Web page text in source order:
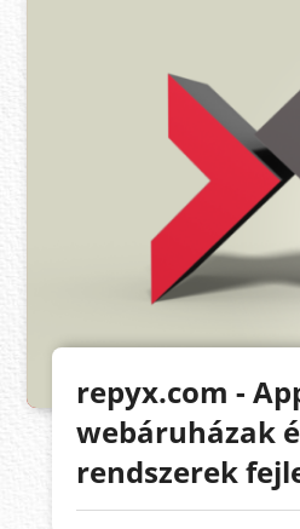
repyx.com -
webáruházak
rendszerek